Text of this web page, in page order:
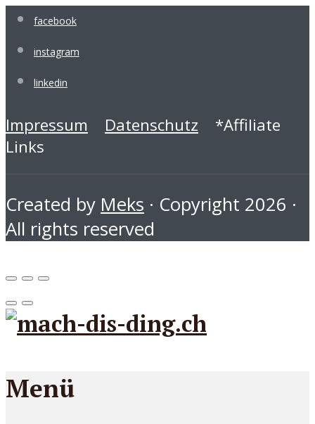
facebook
instagram
linkedin
Impressum Datenschutz *Affiliate
Links
Created by Meks · Copyright 2026 ·
All rights reserved
Menü